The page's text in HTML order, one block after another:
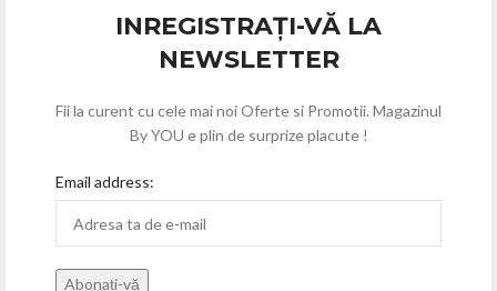
INREGISTRAȚI-VĂ LA
NEWSLETTER
Fii la curent cu cele mai noi Oferte si Promotii. Magazinul
By YOU e plin de surprize placute !
Email address: